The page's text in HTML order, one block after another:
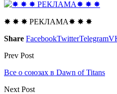
✸ ✸ ✸ РЕКЛАМА✸ ✸ ✸
Share FacebookTwitterTelegram
Prev Post
Все о союзах в Dawn of Titans
Next Post